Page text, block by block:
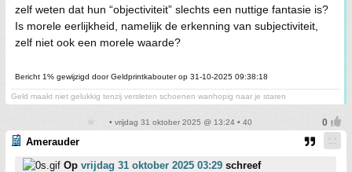
zelf weten dat hun “objectiviteit” slechts een nuttige fantasie is?
Is morele eerlijkheid, namelijk de erkenning van subjectiviteit,
zelf niet ook een morele waarde?
Bericht 1% gewijzigd door Geldprintkabouter op 31-10-2025 09:38:18
Geld maakt niet gelukkig tenzij versleten schoenen wanhopig naar je staren
• vrijdag 31 oktober 2025 @ 13:24 • 40
Amerauder
Op vrijdag 31 oktober 2025 03:29 schreef